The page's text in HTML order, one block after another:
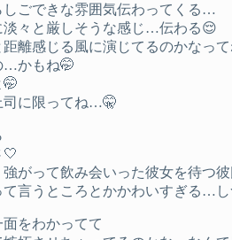
しごできな雰囲気伝わってくる…
淡々と厳しそうな感じ…伝わる😌
離感じる風に演じてるのかなっ
…かもね🤭
🤭
司に限ってね…🤫
がって飲み会いった彼女を待つ
て言うところとかかわいすぎる…
をわかってて